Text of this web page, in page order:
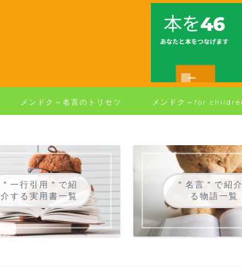
メンドク～名言のトリセツ メンドク～for
＂一行引用＂で紹
介する実用書一覧
＂名言＂で紹
る物語一覧